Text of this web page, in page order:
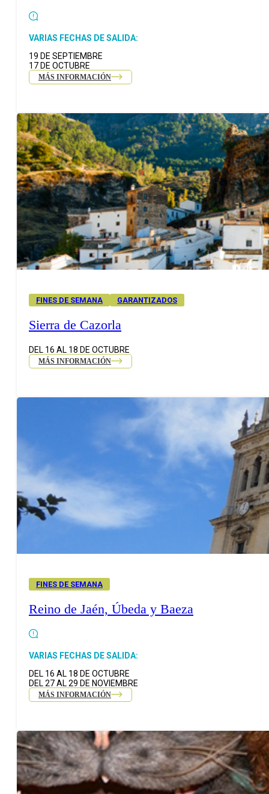
VARIAS FECHAS DE SALIDA:
19 DE SEPTIEMBRE
17 DE OCTUBRE
MÁS INFORMACIÓN
FINES DE SEMANA GARANTIZADOS
Sierra de Cazorla
DEL 16 AL 18 DE OCTUBRE
MÁS INFORMACIÓN
FINES DE SEMANA
Reino de Jaén, Úbeda y Baeza
VARIAS FECHAS DE SALIDA:
DEL 16 AL 18 DE OCTUBRE
DEL 27 AL 29 DE NOVIEMBRE
MÁS INFORMACIÓN